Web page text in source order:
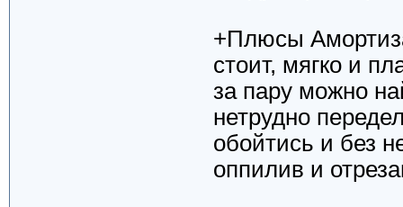
+Плюсы
стоит, мягко и
за пару можно
нетрудно
обойтись и без
оппилив и